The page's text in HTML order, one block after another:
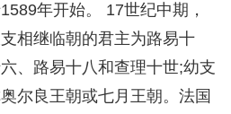
年开始。 17世纪中期，
相继临朝的君主为路易十
、路易十八和查理十世;幼支
尔良王朝或七月王朝。法国